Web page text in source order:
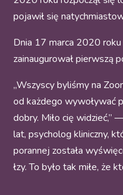
pojawił się
Dnia 17 marca 2020
zainaugurował pierwszą
„Wszyscy byliśmy na
od każdego wywoływać
dobry. Miło cię widzieć,”
lat, psycholog kliniczny,
porannej została
łzy. To było tak miłe, że